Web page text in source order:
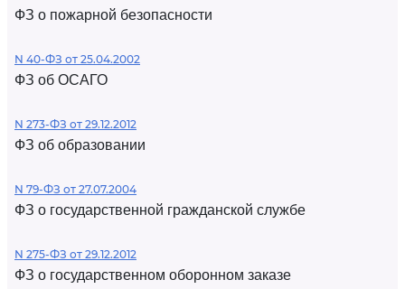
ФЗ о пожарной безопасности
N 40-ФЗ от 25.04.2002
ФЗ об ОСАГО
N 273-ФЗ от 29.12.2012
ФЗ об образовании
N 79-ФЗ от 27.07.2004
ФЗ о государственной гражданской службе
N 275-ФЗ от 29.12.2012
ФЗ о государственном оборонном заказе